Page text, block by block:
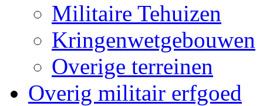
Militaire Tehuizen
Kringenwetgebouwen
Overige terreinen
Overig militair erfgoed